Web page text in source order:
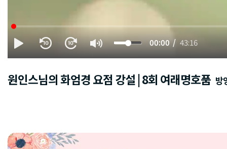
00:00 43:16
원인스님의 화엄경 요점 강설 | 8회 여래명호품 방